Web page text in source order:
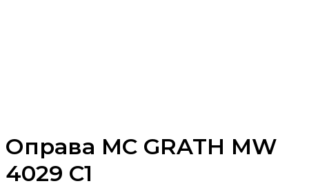
Оправа MC GRATH MW
4029 C1